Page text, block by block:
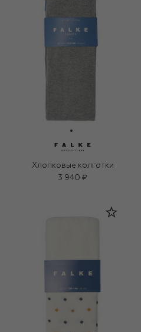
Хлопковые колготки
3 940 ₽